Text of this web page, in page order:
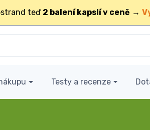
teď 2 balení kapslí v ceně →
Testy a recenze